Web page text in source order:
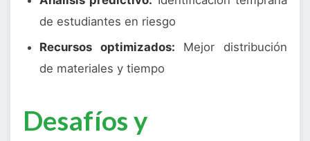
de estudiantes en riesgo
Recursos optimizados: Mejor distribución
de materiales y tiempo
Desafíos y